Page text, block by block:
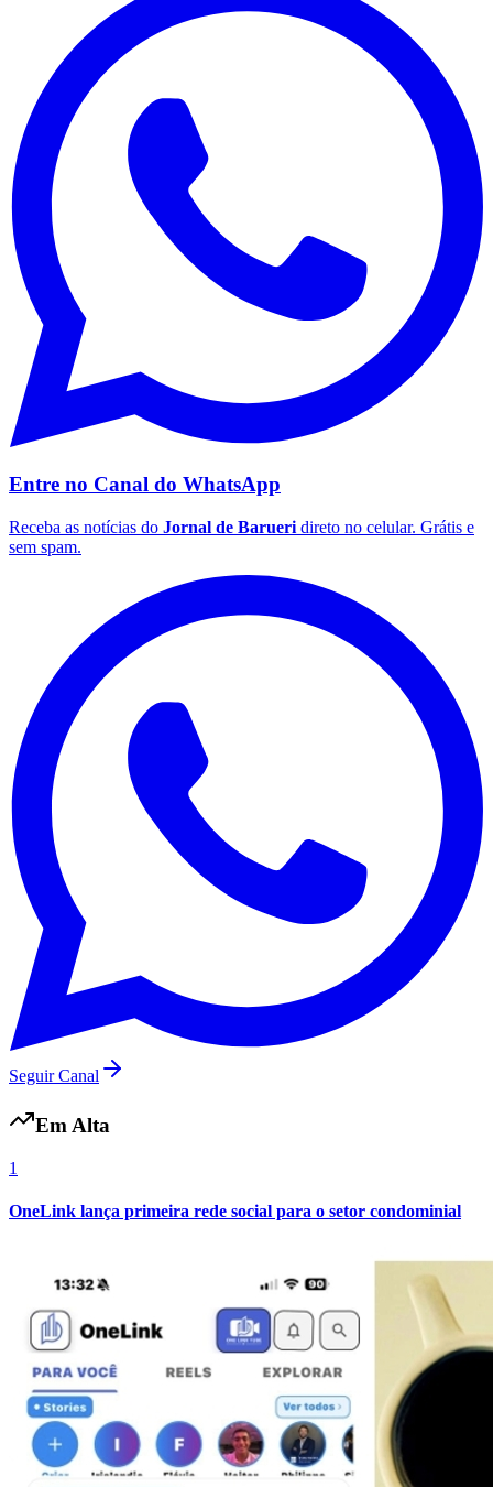
Fluminense
Entre no Canal do WhatsApp
Receba as notícias do Jornal de Barueri direto no celular. Grátis e
sem spam.
Seguir Canal
Em Alta
1
OneLink lança primeira rede social para o setor condominial